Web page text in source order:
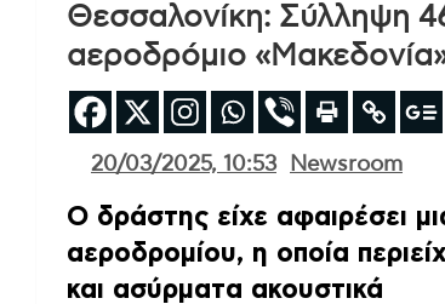
Θεσσαλονίκη: Σύλληψη
αεροδρόμιο
20/03/2025, 10:53 Newsroom
Ο δράστης είχε αφαιρέσει
αεροδρομίου, η οποία
και ασύρματα ακουστικά